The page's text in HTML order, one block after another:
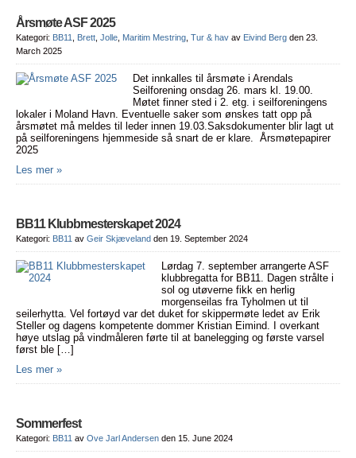
Årsmøte ASF 2025
Kategori: BB11 Brett Jolle Maritim Mestring Tur & hav av Eivind Berg den 23.
March 2025
Det innkalles til årsmøte i Arendals
Seilforening onsdag 26. mars kl. 19.00.
Møtet finner sted i 2. etg. i seilforeningens
lokaler i Moland Havn. Eventuelle saker som ønskes tatt opp på
årsmøtet må meldes til leder innen 19.03.Saksdokumenter blir lagt ut
på seilforeningens hjemmeside så snart de er klare. Årsmøtepapirer
2025
Les mer »
BB11 Klubbmesterskapet 2024
Kategori: BB11 av Geir Skjæveland den 19. September 2024
Lørdag 7. september arrangerte ASF
klubbregatta for BB11. Dagen strålte i
sol og utøverne fikk en herlig
morgenseilas fra Tyholmen ut til
seilerhytta. Vel fortøyd var det duket for skippermøte ledet av Erik
Steller og dagens kompetente dommer Kristian Eimind. I overkant
høye utslag på vindmåleren førte til at banelegging og første varsel
først ble […]
Les mer »
Sommerfest
Kategori: BB11 av Ove Jarl Andersen den 15. June 2024